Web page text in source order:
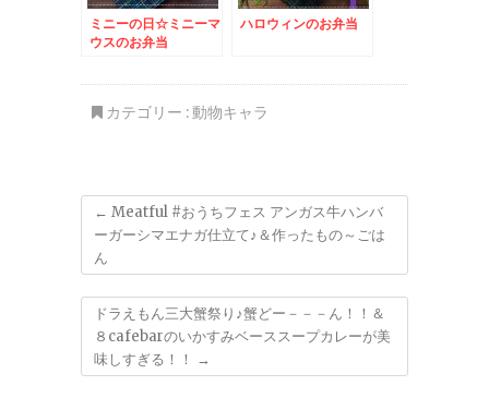
ミニーの日☆ミニーマ
ウスのお弁当
ハロウィンのお弁当
カテゴリー :動物キャラ
← Meatful #おうちフェス アンガス牛ハンバ
ーガーシマエナガ仕立て♪＆作ったもの～ごは
ん
ドラえもん三大蟹祭り♪蟹どー－－－ん！！＆
８cafebarのいかすみベーススープカレーが美
味しすぎる！！
→